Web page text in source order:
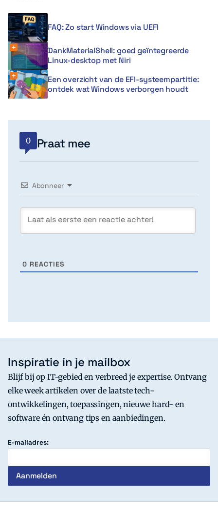
FAQ: Zo start Windows via UEFI
DankMaterialShell: goed geïntegreerde
Linux-desktop met Niri
Een overzicht van de EFI-systeempartitie:
ontdek wat Windows verborgen houdt
0 Praat mee
Abonneer
0 REACTIES
Inspiratie in je mailbox
Blijf bij op IT-gebied en verbreed je expertise. Ontvang
elke week artikelen over de laatste tech-
ontwikkelingen, toepassingen, nieuwe hard- en
software én ontvang tips en aanbiedingen.
E-mailadres: